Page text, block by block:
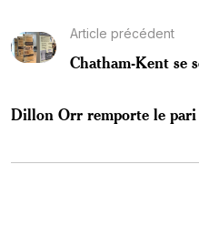
Article précédent
Chatham-Kent se
Dillon Orr remporte le pari